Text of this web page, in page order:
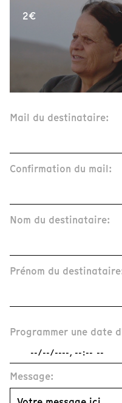
2€
Mail du destinataire:
Confirmation du mail:
Nom du destinataire:
Prénom du
Programmer une date
Message: